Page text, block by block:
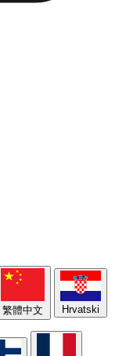
繁體中文 Hrvatski